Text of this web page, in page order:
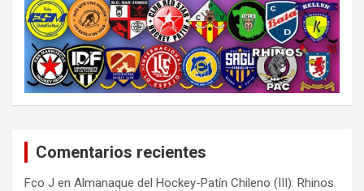
Comentarios recientes
Fco J en Almanaque del Hockey-Patín Chileno (III): Rhinos